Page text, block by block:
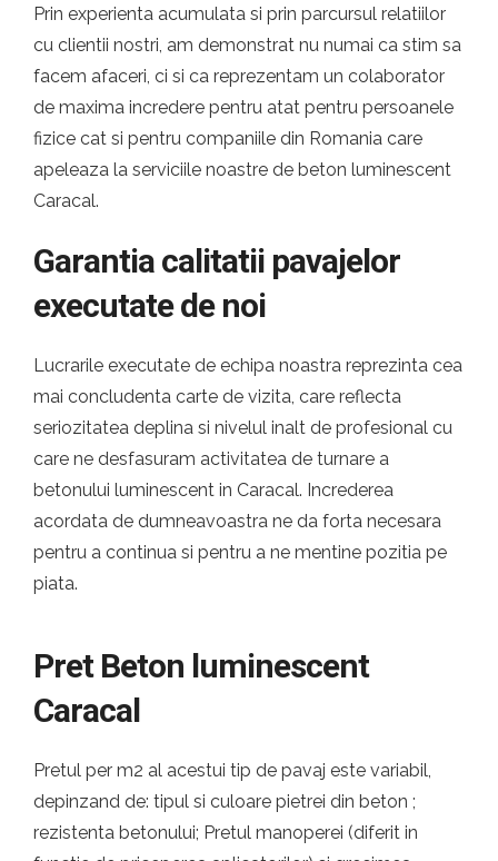
Prin experienta acumulata si prin parcursul relatiilor
cu clientii nostri, am demonstrat nu numai ca stim sa
facem afaceri, ci si ca reprezentam un colaborator
de maxima incredere pentru atat pentru persoanele
fizice cat si pentru companiile din Romania care
apeleaza la serviciile noastre de beton luminescent
Caracal.
Garantia calitatii pavajelor
executate de noi
Lucrarile executate de echipa noastra reprezinta cea
mai concludenta carte de vizita, care reflecta
seriozitatea deplina si nivelul inalt de profesional cu
care ne desfasuram activitatea de turnare a
betonului luminescent in Caracal. Increderea
acordata de dumneavoastra ne da forta necesara
pentru a continua si pentru a ne mentine pozitia pe
piata.
Pret Beton luminescent
Caracal
Pretul per m2 al acestui tip de pavaj este variabil,
depinzand de: tipul si culoare pietrei din beton ;
rezistenta betonului; Pretul manoperei (diferit in